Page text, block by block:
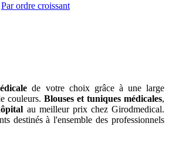
Par ordre croissant
de votre choix grâce à une large
couleurs. Blouses et tuniques médicales,
au meilleur prix chez Girodmedical.
destinés à l'ensemble des professionnels